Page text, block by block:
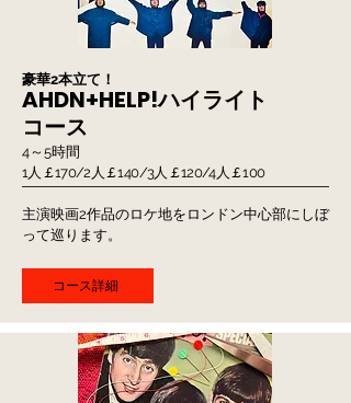
AHDN+HELP!ハイライト
コース
豪華2本立て！
4～5時間
1人￡170/2人￡140/3人￡120/4人￡100
主演映画2作品のロケ地をロンドン中心部にしぼ
って巡ります。
コース詳細